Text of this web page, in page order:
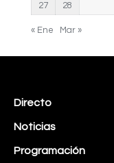
27
28
« Ene Mar »
Directo
Noticias
Programación